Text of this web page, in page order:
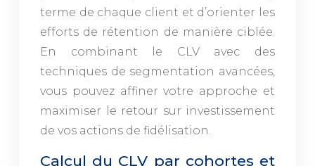
terme de chaque client et d’orienter les
efforts de rétention de manière ciblée.
En combinant le CLV avec des
techniques de segmentation avancées,
vous pouvez affiner votre approche et
maximiser le retour sur investissement
de vos actions de fidélisation.
Calcul du CLV par cohortes et